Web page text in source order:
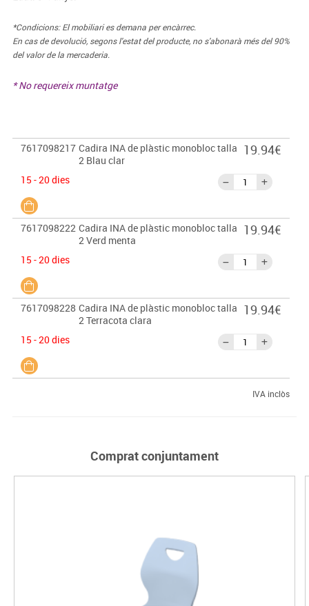
*Condicions: El mobiliari es demana per encàrrec.
En cas de devolució, segons l'estat del producte, no s'abonarà més del 90%
del valor de la mercaderia.
* No requereix muntatge
7617098217 Cadira INA de plàstic monobloc talla
2 Blau clar
15 - 20 dies
19.94€
7617098222 Cadira INA de plàstic monobloc talla
2 Verd menta
15 - 20 dies
19.94€
7617098228 Cadira INA de plàstic monobloc talla
2 Terracota clara
15 - 20 dies
19.94€
IVA inclòs
Comprat conjuntament